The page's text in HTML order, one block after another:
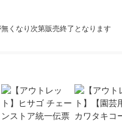
くなり次第販売終了となります